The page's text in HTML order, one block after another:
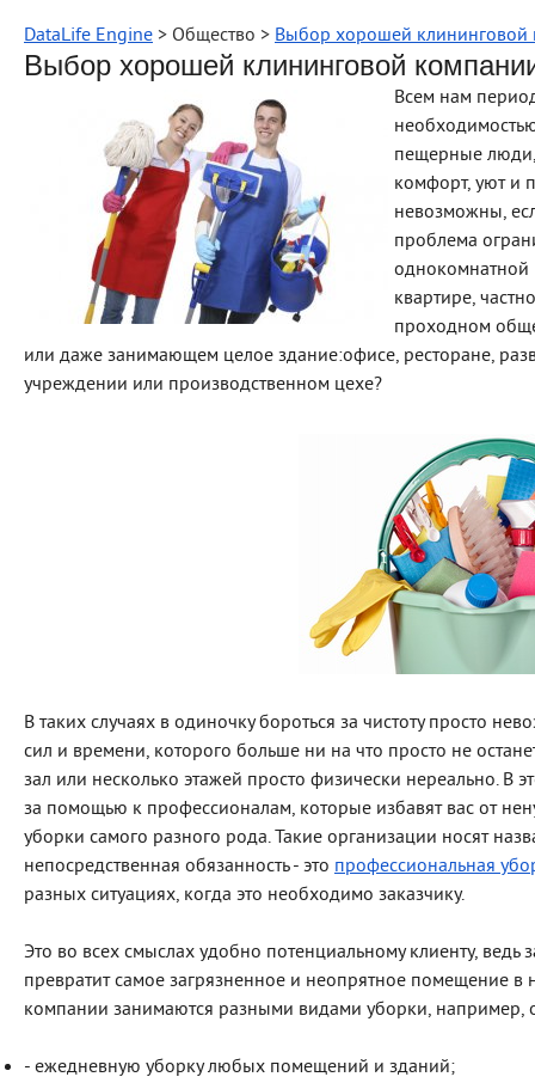
DataLife Engine > Общество > Выбор хорошей клининговой
Выбор хорошей клининговой
Всем нам
пещерные люди,
комфорт, уют и
невозможны,
проблема
однокомнатной
квартире,
проходном
или даже занимающем целое здание:офисе, ресторане,
учреждении или производственном цехе?
В таких случаях в одиночку бороться за чистоту просто
сил и времени, которого больше ни на что просто не
зал или несколько этажей просто физически нереально. В
за помощью к профессионалам, которые избавят вас от
уборки самого разного рода. Такие организации носят
непосредственная обязанность - это профессиональная
разных ситуациях, когда это необходимо заказчику.
Это во всех смыслах удобно потенциальному клиенту, ведь
превратит самое загрязненное и неопрятное помещение в
компании занимаются разными видами уборки, например,
- ежедневную уборку любых помещений и зданий;